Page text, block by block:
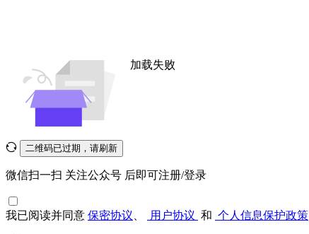
加载失败
二维码已过期，请刷新
微信扫一扫 关注公众号 后即可注册/登录
我已阅读并同意 保密协议 用户协议 和 个人信息保护政策